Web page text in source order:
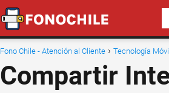
Fono Chile - Atención al Cliente Tecnología Móvil
Compartir